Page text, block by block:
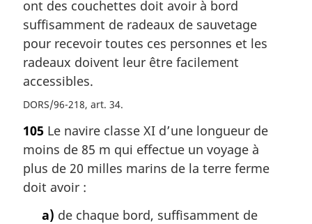
ont des couchettes doit avoir à bord
suffisamment de radeaux de sauvetage
pour recevoir toutes ces personnes et les
radeaux doivent leur être facilement
accessibles.
DORS/96-218, art. 34
105 Le navire classe XI d’une longueur de
moins de 85 m qui effectue un voyage à
plus de 20 milles marins de la terre ferme
doit avoir :
a) de chaque bord, suffisamment de